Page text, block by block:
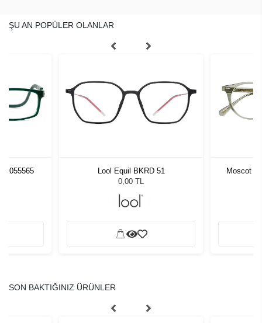
ŞU AN POPÜLER OLANLAR
1055565
Lool Equil BKRD 51
0,00 TL
Moscot
SON BAKTIĞINIZ ÜRÜNLER